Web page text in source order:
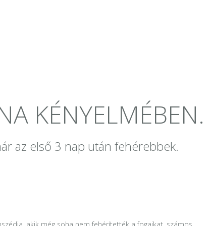
KÉNYELMÉBEN.
az első 3 nap után fehérebbek.